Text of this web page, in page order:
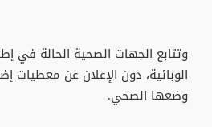
وتتابع الجهات الصحية الحالة في
الوبائية، دون الإعلان عن معطيات
وضعها الصحي.